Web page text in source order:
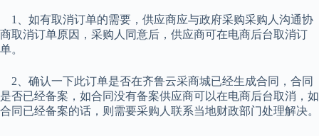
1、如有取消订单的需要，供应商应与政府采购采购人沟通协
商取消订单原因，采购人同意后，供应商可在电商后台取消订
单。
2、确认一下此订单是否在齐鲁云采商城已经生成合同，合同
是否已经备案，如合同没有备案供应商可以在电商后台取消，如
合同已经备案的话，则需要采购人联系当地财政部门处理解决。